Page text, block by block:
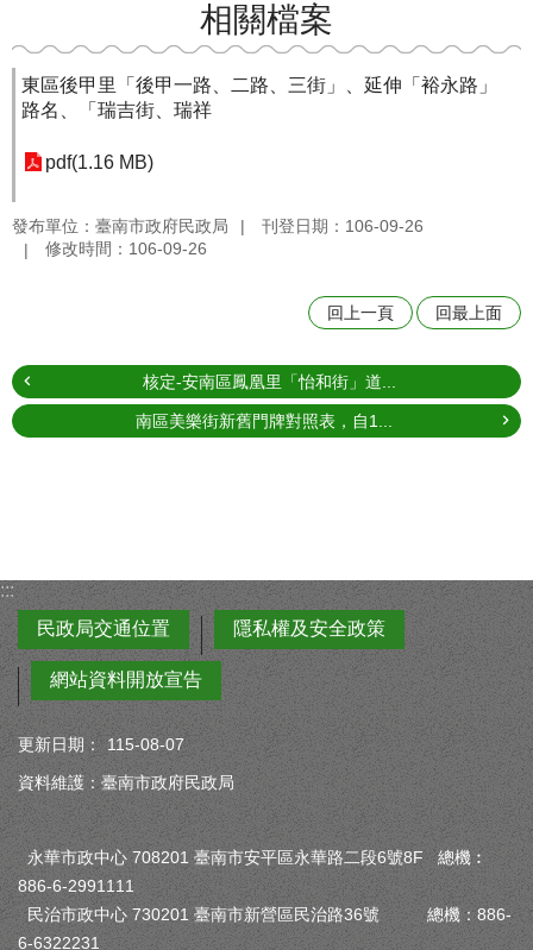
相關檔案
東區後甲里「後甲一路、二路、三街」、延伸「裕永路」
路名、「瑞吉街、瑞祥
pdf(1.16 MB)
發布單位：臺南市政府民政局
刊登日期：106-09-26
修改時間：106-09-26
回上一頁 回最上面
核定-安南區鳳凰里「怡和街」道...
南區美樂街新舊門牌對照表，自1...
:::
民政局交通位置
隱私權及安全政策
網站資料開放宣告
更新日期：
115-08-07
資料維護：臺南市政府民政局
永華市政中心 708201 臺南市安平區永華路二段6號8F 總機︰
886-6-2991111
民治市政中心 730201 臺南市新營區民治路36號 總機：886-
6-6322231